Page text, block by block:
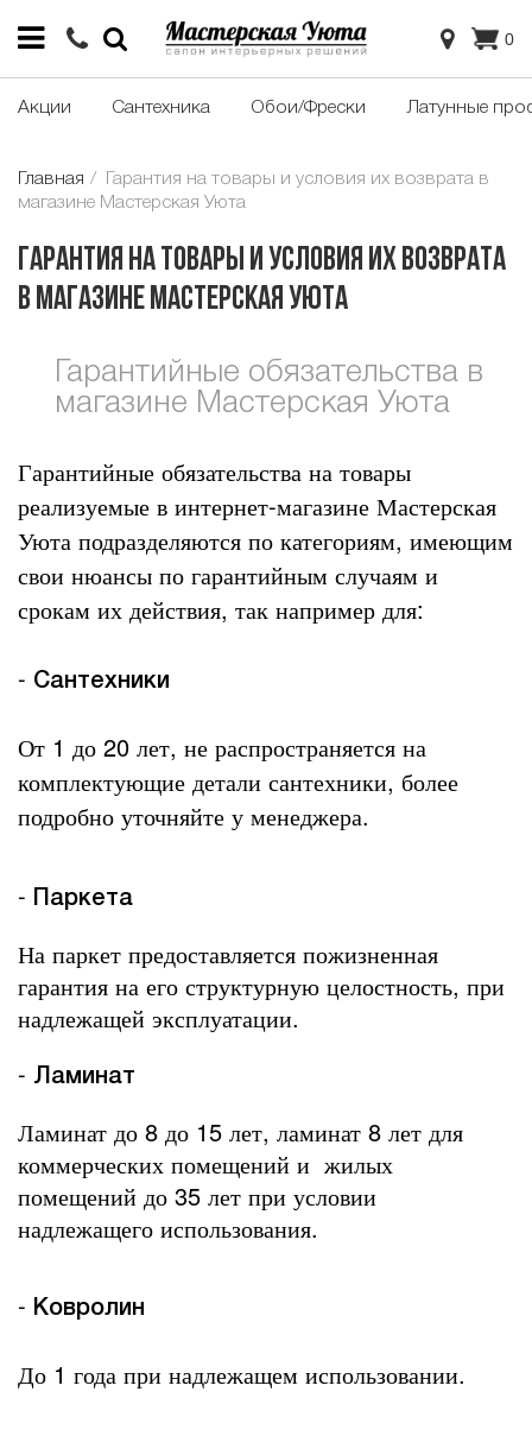
0
Акции Сантехника Обои/Фрески Латунные
Главная
Гарантия на товары и условия их возврата в
магазине Мастерская Уюта
Гарантия на товары и условия их возврата
в магазине Мастерская Уюта
Гарантийные обязательства в
магазине Мастерская Уюта
Гарантийные обязательства на товары
реализуемые в интернет-магазине Мастерская
Уюта подразделяются по категориям, имеющим
свои нюансы по гарантийным случаям и
срокам их действия, так например для:
- Сантехники
От 1 до 20 лет, не распространяется на
комплектующие детали сантехники, более
подробно уточняйте у менеджера.
- Паркета
На паркет предоставляется пожизненная
гарантия на его структурную целостность, при
надлежащей эксплуатации.
- Ламинат
Ламинат до 8 до 15 лет, ламинат 8 лет для
коммерческих помещений и жилых
помещений до 35 лет при условии
надлежащего использования.
- Ковролин
До 1 года при надлежащем использовании.